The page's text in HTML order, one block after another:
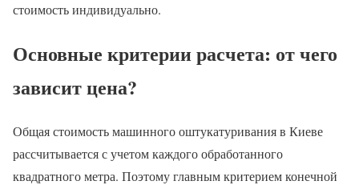
стоимость индивидуально.
Основные критерии расчета: от чего
зависит цена?
Общая стоимость машинного оштукатуривания в Киеве
рассчитывается с учетом каждого обработанного
квадратного метра. Поэтому главным критерием конечной